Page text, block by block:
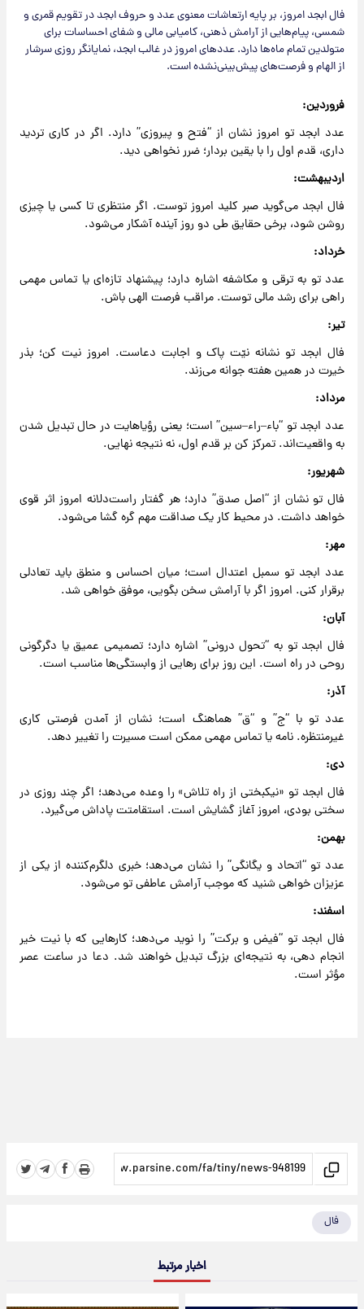
فال ابجد امروز، بر پایه ارتعاشات معنوی عدد و حروف ابجد در تقویم قمری و
شمسی، پیام‌هایی از آرامش ذهنی، کامیابی مالی و شفای احساسات برای
متولدین تمام ماه‌ها دارد. عددهای امروز در غالب ابجد، نمایانگر روزی سرشار
از الهام و فرصت‌های پیش‌بینی‌نشده است.
فروردین:
عدد ابجد تو امروز نشان از “فتح و پیروزی” دارد. اگر در کاری تردید
داری، قدم اول را با یقین بردار؛ ضرر نخواهی دید.
اردیبهشت:
فال ابجد می‌گوید صبر کلید امروز توست. اگر منتظری تا کسی یا چیزی
روشن شود، برخی حقایق طی دو روز آینده آشکار می‌شود.
خرداد:
عدد تو به ترقی و مکاشفه اشاره دارد؛ پیشنهاد تازه‌ای یا تماس مهمی
راهی برای رشد مالی توست. مراقب فرصت الهی باش.
تیر:
فال ابجد تو نشانه نیّت پاک و اجابت دعاست. امروز نیت کن؛ بذر
خیرت در همین هفته جوانه می‌زند.
مرداد:
عدد ابجد تو “باء–راء–سین” است؛ یعنی رؤیاهایت در حال تبدیل شدن
به واقعیت‌اند. تمرکز کن بر قدم اول، نه نتیجه نهایی.
شهریور:
فال تو نشان از “اصل صدق” دارد؛ هر گفتار راست‌دلانه امروز اثر قوی
خواهد داشت. در محیط کار یک صداقت مهم گره گشا می‌شود.
مهر:
عدد ابجد تو سمبل اعتدال است؛ میان احساس و منطق باید تعادلی
برقرار کنی. امروز اگر با آرامش سخن بگویی، موفق خواهی شد.
آبان:
فال ابجد تو به “تحول درونی” اشاره دارد؛ تصمیمی عمیق یا دگرگونی
روحی در راه است. این روز برای رهایی از وابستگی‌ها مناسب است.
آذر:
عدد تو با “ج” و “ق” هماهنگ است؛ نشان از آمدن فرصتی کاری
غیرمنتظره. نامه یا تماس مهمی ممکن است مسیرت را تغییر دهد.
دی:
فال ابجد تو «نیکبختی از راه تلاش» را وعده می‌دهد؛ اگر چند روزی در
سختی بودی، امروز آغاز گشایش است. استقامتت پاداش می‌گیرد.
بهمن:
عدد تو “اتحاد و یگانگی” را نشان می‌دهد؛ خبری دلگرم‌کننده از یکی از
عزیزان خواهی شنید که موجب آرامش عاطفی تو می‌شود.
اسفند:
فال ابجد تو “فیض و برکت” را نوید می‌دهد؛ کارهایی که با نیت خیر
انجام دهی، به نتیجه‌ای بزرگ تبدیل خواهند شد. دعا در ساعت عصر
مؤثر است.
فال
اخبار مرتبط